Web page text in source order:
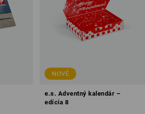
NOVÉ
e.s. Adventný kalendár –
edícia 8